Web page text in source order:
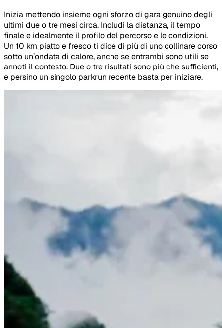
Inizia mettendo insieme ogni sforzo di gara genuino degli
ultimi due o tre mesi circa. Includi la distanza, il tempo
finale e idealmente il profilo del percorso e le condizioni.
Un 10 km piatto e fresco ti dice di più di uno collinare corso
sotto un’ondata di calore, anche se entrambi sono utili se
annoti il contesto. Due o tre risultati sono più che sufficienti,
e persino un singolo parkrun recente basta per iniziare.